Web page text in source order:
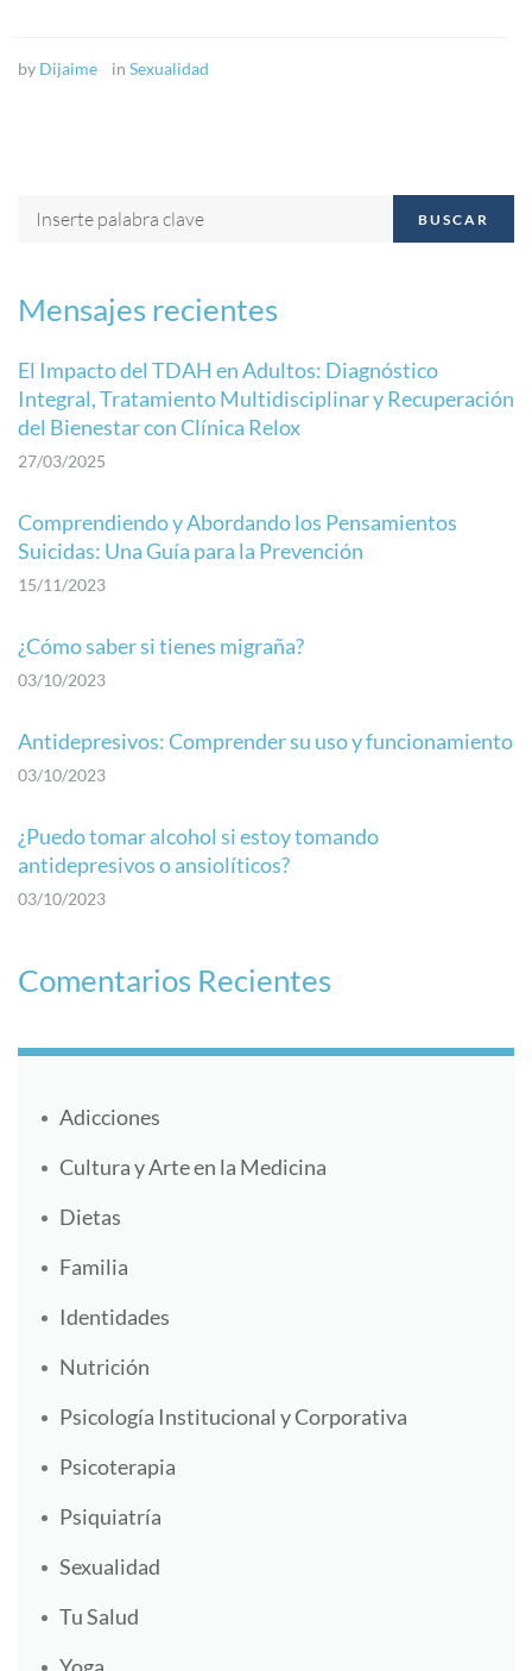
by Dijaime in Sexualidad
BUSCAR
Mensajes recientes
El Impacto del TDAH en Adultos: Diagnóstico
Integral, Tratamiento Multidisciplinar y Recuperación
del Bienestar con Clínica Relox
27/03/2025
Comprendiendo y Abordando los Pensamientos
Suicidas: Una Guía para la Prevención
15/11/2023
¿Cómo saber si tienes migraña?
03/10/2023
Antidepresivos: Comprender su uso y funcionamiento
03/10/2023
¿Puedo tomar alcohol si estoy tomando
antidepresivos o ansiolíticos?
03/10/2023
Comentarios Recientes
Adicciones
Cultura y Arte en la Medicina
Dietas
Familia
Identidades
Nutrición
Psicología Institucional y Corporativa
Psicoterapia
Psiquiatría
Sexualidad
Tu Salud